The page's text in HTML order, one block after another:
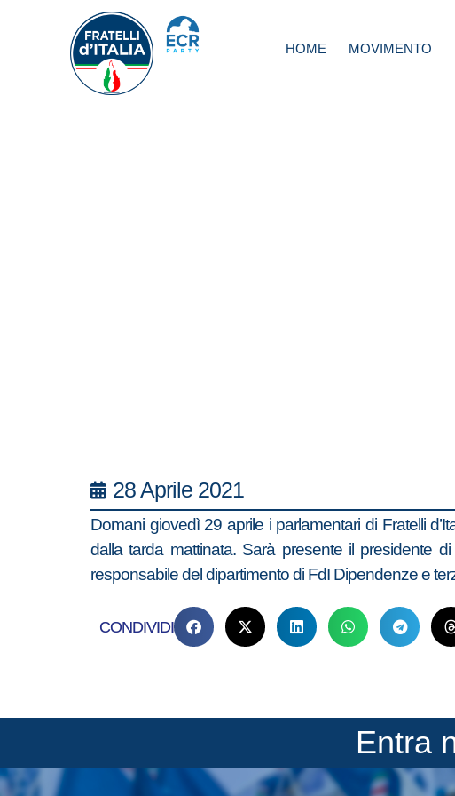
HOME MOVIMENTO
28 Aprile 2021
Domani giovedì 29 aprile i parlamentari di Fratelli
dalla tarda mattinata. Sarà presente il presidente
responsabile del dipartimento di FdI Dipendenze e
CONDIVIDI
Entra